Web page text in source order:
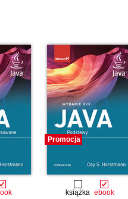
Promocja
książka ebook